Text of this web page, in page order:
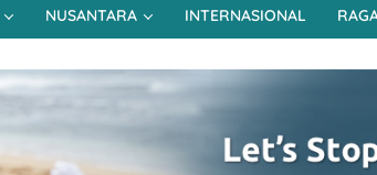
NUSANTARA INTERNASIONAL